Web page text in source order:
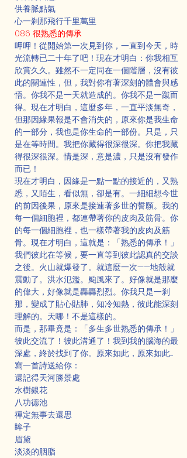
供養脈點氣
心一刹那飛行千里萬里
086 很熟悉的傳承
呷呷！從開始第一次見到你，一直到今天，時
光流轉已二十年了吧！現在才明白：你我相互
欣賞久久。雖然不一定同在一個階層，沒有彼
此的關連性，但，我對你有著深刻的體會與感
悟。你我不是一天就造成的。你我不是一蹴而
得。現在才明白，這麼多年，一直平淡無奇，
但那因緣果報是不會消失的，原來你是我生命
的一部分，我也是你生命的一部份。只是，只
是在等時間。我把你藏得很深很深。你把我藏
得很深很深。情是深，意是濃，只是沒有發作
而已！
現在才明白，因緣是一點一點的接近的，又熟
悉，又陌生，看似無，卻是有。一細細想今世
的前因後果，原來是接連著多世的誓願。我的
每一個細胞裡，都連帶著你的皮肉及筋骨。你
的每一個細胞裡，也一樣帶著我的皮肉及筋
骨。現在才明白，這就是：「熟悉的傳承！」
我們彼此在等候，要一直等到彼此認真的交談
之後。火山就爆發了。就這麼一次——地殼就
震動了。洪水氾濫。颱風來了。好像就是那麼
的偉大，好像就是轟轟烈烈。你我只是一刹
那，變成了貼心貼肺，知冷知熱，彼此能深刻
理解的。天哪！不是這樣的。
而是，那畢竟是：「多生多世熟悉的傳承！」
彼此交流了！彼此溝通了！我到我的腦海的最
深處，終於找到了你。原來如此，原來如此.....
寫一首詩送給你：
還記得天河勝景處
水樹銀花
八功德池
禪定無事去還思
眸子
眉黛
淡淡的胭脂